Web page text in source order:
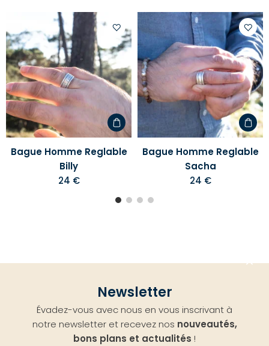
Ajouter
à
votre
liste
d'envies
Bague Homme Reglable
Billy
24 €
à
votre
liste
Bague Homme Reglable
Sacha
24 €
Newsletter
Évadez-vous avec nous en vous inscrivant à
notre newsletter et recevez nos nouveautés,
bons plans et actualités !